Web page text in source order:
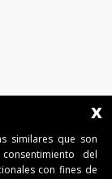
x
similares que son
del
con fines de